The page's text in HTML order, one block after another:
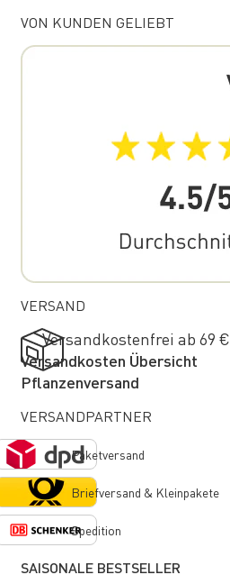
SAISONALE BESTSELLER
VERSAND
Versandkostenfrei ab 69 €
Versandkosten Übersicht
Pflanzenversand
VERSANDPARTNER
Paketversand
Briefversand & Kleinpakete
Spedition
VON KUNDEN GELIEBT